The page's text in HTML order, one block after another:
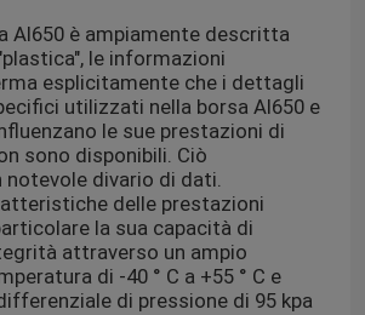
AI650 è ampiamente descritta
le informazioni
esplicitamente che i dettagli
utilizzati nella borsa AI650 e
le sue prestazioni di
sono disponibili. Ciò
notevole divario di dati.
delle prestazioni
la sua capacità di
attraverso un ampio
di -40 ° C a +55 ° C e
di pressione di 95 kpa